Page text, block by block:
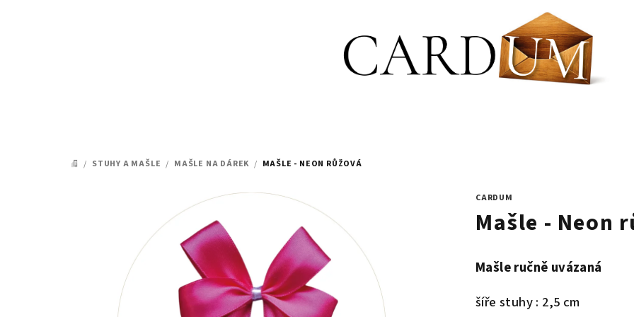
DOMŮ
/ STUHY A MAŠLE / MAŠLE NA DÁREK / MAŠLE - NEON RŮŽOVÁ
CARDUM
Mašle - Neon
Mašle ručně uvázaná
šíře stuhy : 2,5 cm